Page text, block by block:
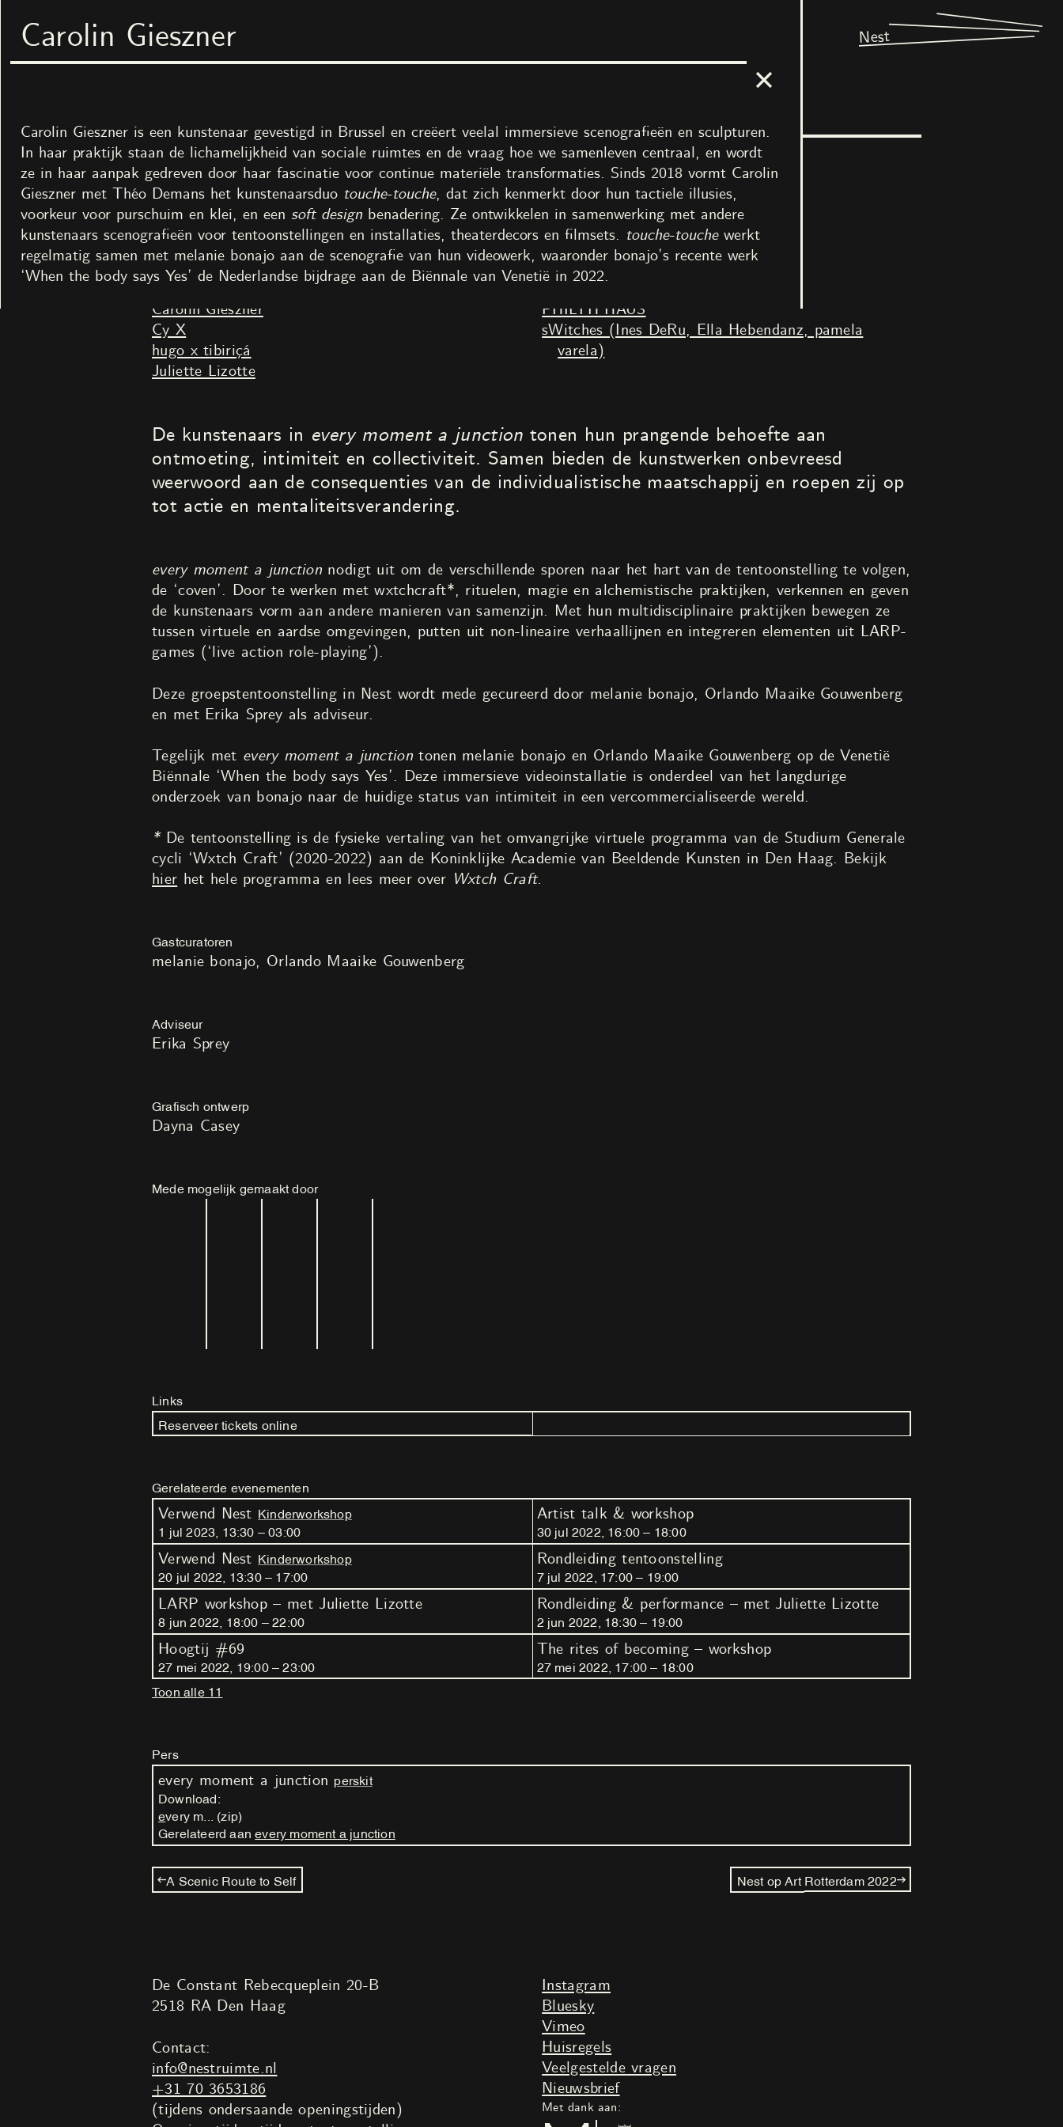
Carolin Gieszner
Carolin Gieszner is een kunstenaar gevestigd in Brussel en creëert veelal immersieve scenografieën en sculpturen.
In haar praktijk staan de lichamelijkheid van sociale ruimtes en de vraag hoe we samenleven centraal, en wordt
ze in haar aanpak gedreven door haar fascinatie voor continue materiële transformaties. Sinds 2018 vormt Carolin
Gieszner met Théo Demans het kunstenaarsduo touche-touche, dat zich kenmerkt door hun tactiele illusies,
voorkeur voor purschuim en klei, en een soft design benadering. Ze ontwikkelen in samenwerking met andere
kunstenaars scenografieën voor tentoonstellingen en installaties, theaterdecors en filmsets. touche-touchewerkt
regelmatig samen met melanie bonajo aan de scenografie van hun videowerk, waaronder bonajo’s recente werk
‘When the body says Yes’ de Nederlandse bijdrage aan de Biënnale van Venetië in 2022.
Nest ruimte voor kunst Nest
every moment a junction
Alle afbeeldingen
Carolin Gieszner
Cy X
hugo x tibiriçá
Juliette Lizotte
PHILTH HAUS
sWitches (Ines DeRu, Ella Hebendanz, pamela
varela)
De kunstenaars in every moment a junction tonen hun prangende behoefte aan
ontmoeting, intimiteit en collectiviteit. Samen bieden de kunstwerken onbevreesd
weerwoord aan de consequenties van de individualistische maatschappij en roepen zij op
tot actie en mentaliteitsverandering.
every moment a junction nodigt uit om de verschillende sporen naar het hart van de tentoonstelling te volgen,
de ‘coven’. Door te werken met wxtchcraft*, rituelen, magie en alchemistische praktijken, verkennen en geven
de kunstenaars vorm aan andere manieren van samenzijn. Met hun multidisciplinaire praktijken bewegen ze
tussen virtuele en aardse omgevingen, putten uit non-lineaire verhaallijnen en integreren elementen uit LARP-
games (‘live action role-playing’).
Deze groepstentoonstelling in Nest wordt mede gecureerd door melanie bonajo, Orlando Maaike Gouwenberg
en met Erika Sprey als adviseur.
Tegelijk met every moment a junction tonen melanie bonajo en Orlando Maaike Gouwenberg op de Venetië
Biënnale ‘When the body says Yes’. Deze immersieve videoinstallatie is onderdeel van het langdurige
onderzoek van bonajo naar de huidige status van intimiteit in een vercommercialiseerde wereld.
* De tentoonstelling is de fysieke vertaling van het omvangrijke virtuele programma van de Studium Generale
cycli ‘Wxtch Craft’ (2020-2022) aan de Koninklijke Academie van Beeldende Kunsten in Den Haag. Bekijk
hier het hele programma en lees meer over Wxtch Craft.
Gastcuratoren
melanie bonajo Orlando Maaike Gouwenberg
Adviseur
Erika Sprey
Grafisch ontwerp
Dayna Casey
Mede mogelijk gemaakt door
Links
Reserveer tickets online
Gerelateerde evenementen
Verwend Nest Kinderworkshop
1 jul 2023 13 : 30 –03 :00
Artist talk & workshop
30 jul 2022 16 :00 18 :00
Verwend Nest Kinderworkshop
20 jul 2022 13 : 30– 17:00
Rondleiding tentoonstelling
7 jul 2022 17: 00 19:00
LARP workshop – met Juliette Lizotte
8 jun 2022 18 :00 –22 :00
Rondleiding & performance – met Juliette Lizotte
2 jun 2022 18 : 30 19:00
Hoogtij #69
27 mei 2022 19:00–23 :00
The rites of becoming – workshop
27 mei 2022 17 :00 18 :00
Toon alle 11
Pers
every moment a junction perskit
Download:
every m... (zip)
Gerelateerd aan every moment a junction
A Scenic Route to Self Nest op Art Rotterdam 2022
De Constant Rebecqueplein 20-B
2518 RA Den Haag
Contact:
info@nestruimte.nl
+31 70 3653186
(tijdens ondersaande openingstijden)
Instagram
Bluesky
Vimeo
Huisregels
Veelgestelde vragen
Nieuwsbrief
Met dank aan: